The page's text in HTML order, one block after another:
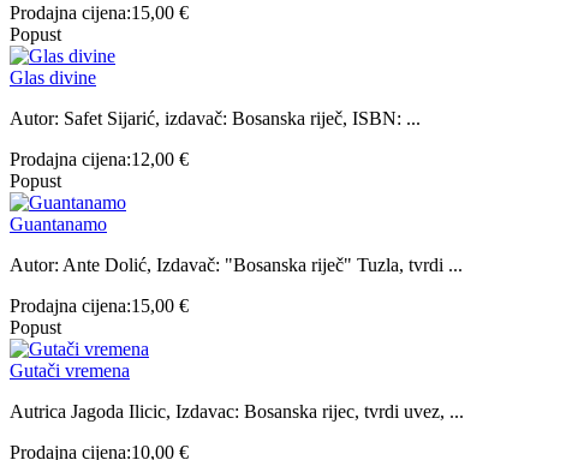
Prodajna cijena:15,00 €
Popust
Glas divine
Autor: Safet Sijarić, izdavač: Bosanska riječ, ISBN: ...
Prodajna cijena:12,00 €
Popust
Guantanamo
Autor: Ante Dolić, Izdavač: "Bosanska riječ" Tuzla, tvrdi ...
Prodajna cijena:15,00 €
Popust
Gutači vremena
Autrica Jagoda Ilicic, Izdavac: Bosanska rijec, tvrdi uvez, ...
Prodajna cijena:10,00 €